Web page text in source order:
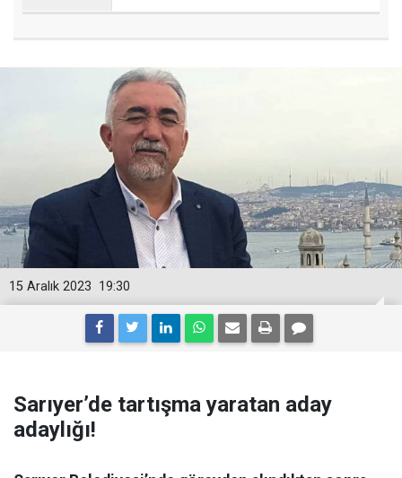
19:30
15 Aralık 2023
Sarıyer’de tartışma yaratan aday
adaylığı!